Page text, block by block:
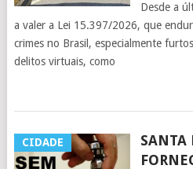
Desde a
a valer a Lei 15.397/2026, que
crimes no Brasil, especialmente
delitos virtuais, como
CIDADE
SANTA